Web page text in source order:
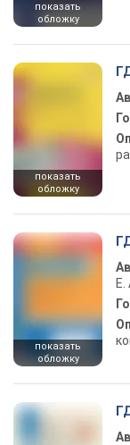
показать
обложку
показать
обложку
показать
обложку